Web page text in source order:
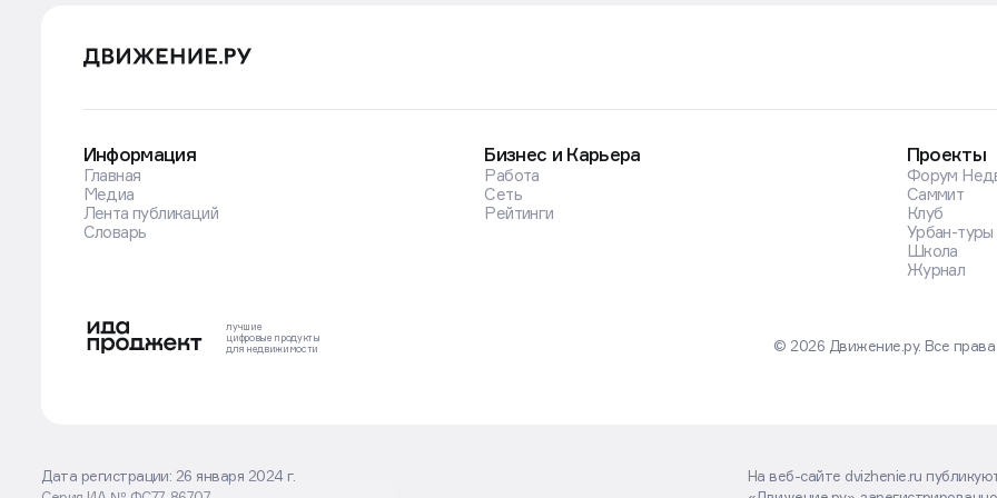
Информация
Главная
Медиа
Лента публикаций
Словарь
Бизнес и Карьера
Работа
Сеть
Рейтинги
Проекты
Форум
Саммит
Клуб
Урбан-туры
Школа
Журнал
лучшие
цифровые продукты
для недвижимости
© 2026 Движение.ру. Все
Дата регистрации: 26 января 2024 г.
На веб-сайте dvizhenie.ru